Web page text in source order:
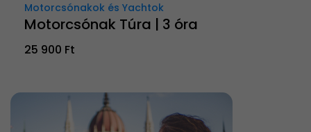
Motorcsónakok és Yachtok
Motorcsónak Túra | 3 óra
25 900 Ft